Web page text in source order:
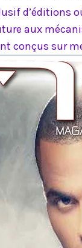
d’éditions
aux
conçus sur